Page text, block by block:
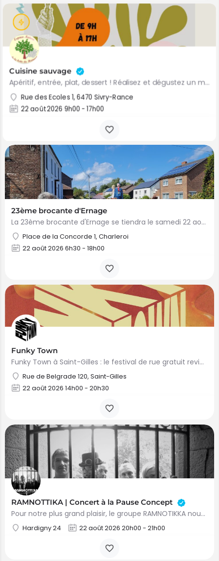
Cuisine sauvage
Apéritif, entrée, plat, dessert ! Réalisez et dégustez un menu complet à base de plantes sauvages que vous…
Rue des Ecoles 1, 6470 Sivry-Rance
22 août 2026 9h00 - 17h00
23ème brocante d'Ernage
La 23ème brocante d'Ernage se tiendra le samedi 22 août 2026 de 06h30 à 17h00, dans le cadre du week-end…
Place de la Concorde 1, Charleroi
22 août 2026 6h30 - 18h00
Funky Town
Funky Town à Saint-Gilles : le festival de rue gratuit revient le 22 août 2026 Le samedi 22 août 2026, Funky…
Rue de Belgrade 120, Saint-Gilles
22 août 2026 14h00 - 20h30
RAMNOTTIKA | Concert à la Pause Concept
Pour notre plus grand plaisir, le groupe RAMNOTIKKA nous rend visite ! Venez nombreux ! 20h petite…
Hardigny 24 22 août 2026 20h00 - 21h00